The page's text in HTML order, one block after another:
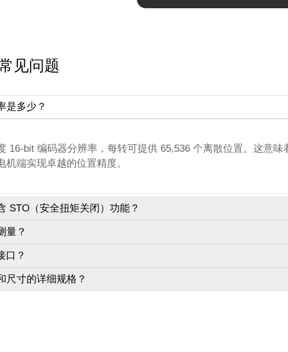
见问题
是多少？
16-bit 编码器分辨率，每转可提供 65,536 个离散位置。这意味
端实现卓越的位置精度。
STO（安全扭矩关闭）功能？
方案。我们没有使用 STO，而是集成了可靠的内置电磁制动
量？
含集成式扭矩测量功能，但我们可以通过集成外部扭矩传感器
化解决方案。
口？
尺寸的详细规格？